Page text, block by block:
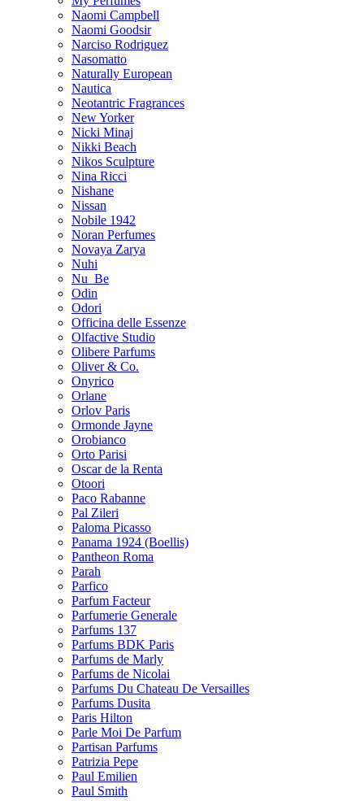
Naomi Campbell
Naomi Goodsir
Narciso Rodriguez
Nasomatto
Naturally European
Nautica
Neotantric Fragrances
New Yorker
Nicki Minaj
Nikki Beach
Nikos Sculpture
Nina Ricci
Nishane
Nissan
Nobile 1942
Noran Perfumes
Novaya Zarya
Nuhi
Nu_Be
Odin
Odori
Officina delle Essenze
Olfactive Studio
Olibere Parfums
Oliver & Co.
Onyrico
Orlane
Orlov Paris
Ormonde Jayne
Orobianco
Orto Parisi
Oscar de la Renta
Otoori
Paco Rabanne
Pal Zileri
Paloma Picasso
Panama 1924 (Boellis)
Pantheon Roma
Parah
Parfico
Parfum Facteur
Parfumerie Generale
Parfums 137
Parfums BDK Paris
Parfums de Marly
Parfums de Nicolai
Parfums Du Chateau De Versailles
Parfums Dusita
Paris Hilton
Parle Moi De Parfum
Partisan Parfums
Patrizia Pepe
Paul Emilien
Paul Smith